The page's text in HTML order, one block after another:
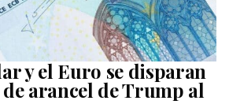
y el Euro se disparan
arancel de Trump al